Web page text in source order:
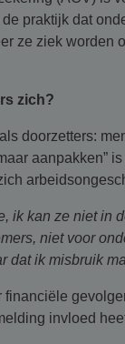
praktijk dat
ze ziek worden
zich?
doorzetters:
aanpakken”
ik kan ze niet in
niet voor
dat ik misbruik
financiële
invloed